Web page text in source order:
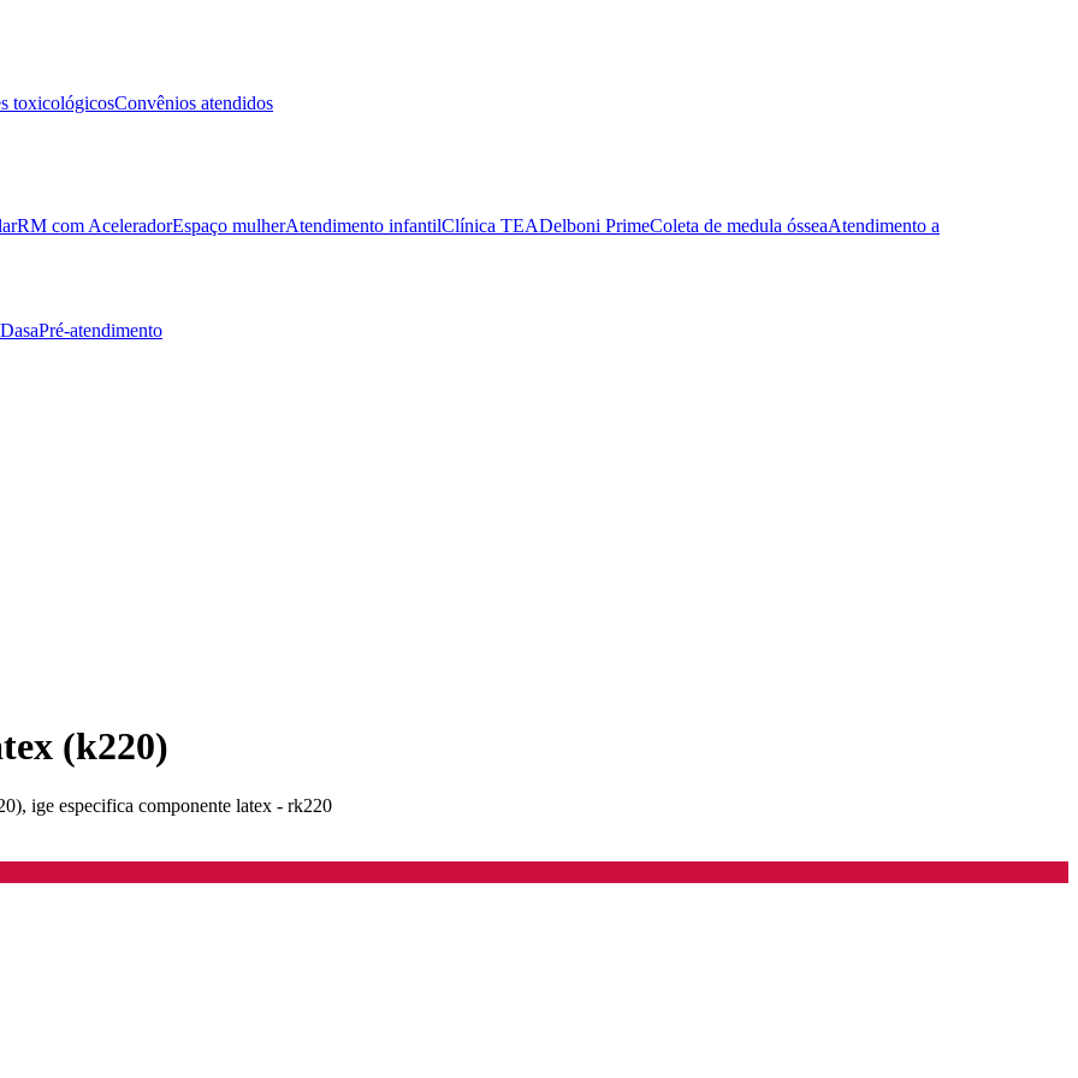
toxicológicosConvênios atendidos
RM com AceleradorEspaço mulherAtendimento infantilClínica TEADelboni PrimeColeta de medula ósseaAtendimento a
Pré-atendimento
(k220)
ige especifica componente latex - rk220